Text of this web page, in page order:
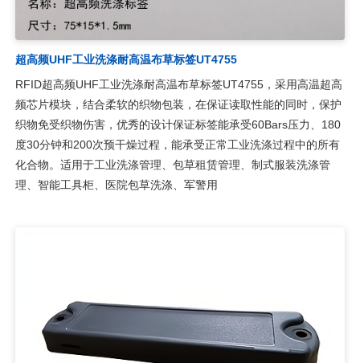
超高频UHF工业洗涤耐高温布草标签UT4755
RFID超高频UHF工业洗涤耐高温布草标签UT4755，采用高温超高
频芯片模块，结合柔软的织物包装，在保证读取性能的同时，保护
织物免受织物伤害，优秀的设计保证标签能承受60Bars压力、180
度30分钟和200次预干燥过程，能承受正常工业洗涤过程中的所有
化合物。适用于工业洗涤管理、包草租赁管理、制式服装洗涤管
理、智能工具柜、医院包草洗涤、军警用